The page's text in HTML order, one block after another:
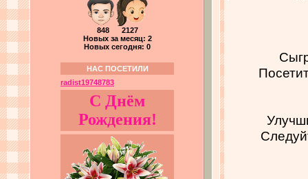
848 2127
Новых за месяц: 2
Новых сегодня: 0
НАС ПОСЕТИЛИ
radist19748783
С Днём
Рождения!